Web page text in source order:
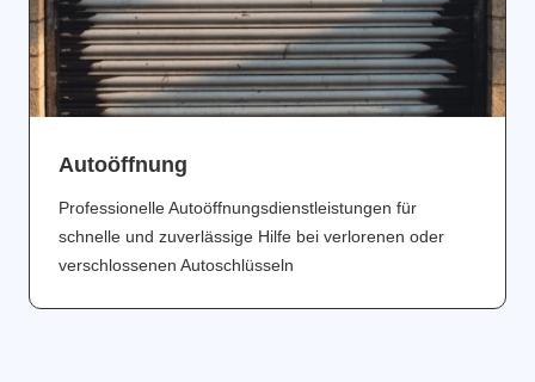
Аutoöffnung
Professionelle Autoöffnungsdienstleistungen für
schnelle und zuverlässige Hilfe bei verlorenen oder
verschlossenen Autoschlüsseln